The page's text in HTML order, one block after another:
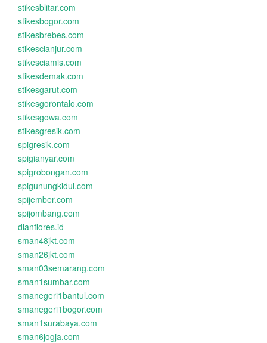
stikesblitar.com
stikesbogor.com
stikesbrebes.com
stikescianjur.com
stikesciamis.com
stikesdemak.com
stikesgarut.com
stikesgorontalo.com
stikesgowa.com
stikesgresik.com
spigresik.com
spigianyar.com
spigrobongan.com
spigunungkidul.com
spijember.com
spijombang.com
dianflores.id
sman48jkt.com
sman26jkt.com
sman03semarang.com
sman1sumbar.com
smanegeri1bantul.com
smanegeri1bogor.com
sman1surabaya.com
sman6jogja.com